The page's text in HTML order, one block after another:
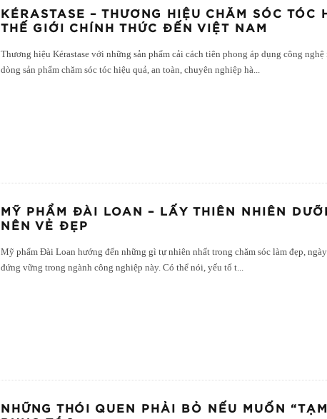
KÉRASTASE – THƯƠNG HIỆU CHĂM SÓC TÓC
THẾ GIỚI CHÍNH THỨC ĐẾN VIỆT NAM
Thương hiệu Kérastase với những sản phẩm cải cách tiên phong áp dụng công
dòng sản phẩm chăm sóc tóc hiệu quả, an toàn, chuyên nghiệp hà...
MỸ PHẨM ĐÀI LOAN – LẤY THIÊN NHIÊN
NÊN VẺ ĐẸP
Mỹ phẩm Đài Loan hướng đến những gì tự nhiên nhất trong chăm sóc làm đẹp,
đứng vững trong ngành công nghiệp này. Có thể nói, yếu tố t
NHỮNG THÓI QUEN PHẢI BỎ NẾU MUỐN